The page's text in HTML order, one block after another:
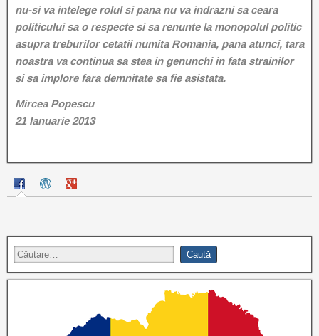
nu-si va intelege rolul si pana nu va indrazni sa ceara
politicului sa o respecte si sa renunte la monopolul politic
asupra treburilor cetatii numita Romania, pana atunci, tara
noastra va continua sa stea in genunchi in fata strainilor
si sa implore fara demnitate sa fie asistata.
Mircea Popescu
21 Ianuarie 2013